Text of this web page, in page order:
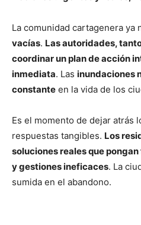
La comunidad cartagenera ya
vacías. Las autoridades,
coordinar un plan de acción
inmediata. Las inundaciones
constante en la vida de los
Es el momento de dejar atrás
respuestas tangibles. Los
soluciones reales que
y gestiones ineficaces. La
sumida en el abandono.